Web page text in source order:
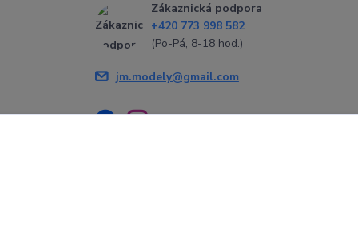
Zákaznická podpora
+420 773 998 582
(Po-Pá, 8-18 hod.)
jm.modely@gmail.com